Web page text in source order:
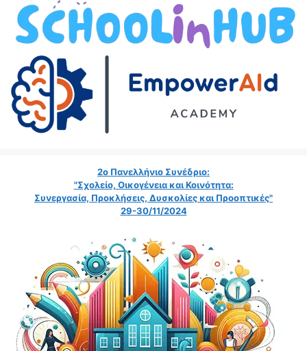
2ο Πανελλήνιο Συνέδριο:
"Σχολείο, Οικογένεια και Κοινότητα:
Συνεργασία, Προκλήσεις, Δυσκολίες και Προοπτικές"
29-30/11/2024